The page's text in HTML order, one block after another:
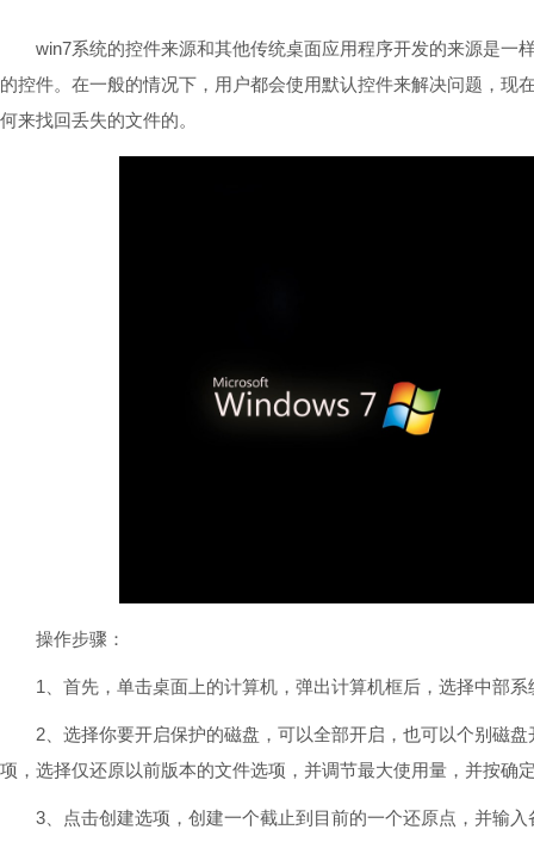
win7系统的控件来源和其他传统桌面应用程序开发的来源是一
的控件。在一般的情况下，用户都会使用默认控件来解决问题，现
何来找回丢失的文件的。
操作步骤：
1、首先，单击桌面上的计算机，弹出计算机框后，选择中部系
2、选择你要开启保护的磁盘，可以全部开启，也可以个别磁盘
项，选择仅还原以前版本的文件选项，并调节最大使用量，并按确
3、点击创建选项，创建一个截止到目前的一个还原点，并输入